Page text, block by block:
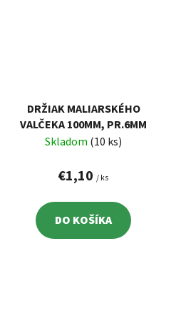
DRŽIAK MALIARSKÉHO
VALČEKA 100MM, PR.6MM
Skladom (10 ks)
€1,10 / ks
DO KOŠÍKA